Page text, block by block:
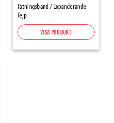
& Membranes
Tätningsband / Expanderande
Tejp
Visa produkt